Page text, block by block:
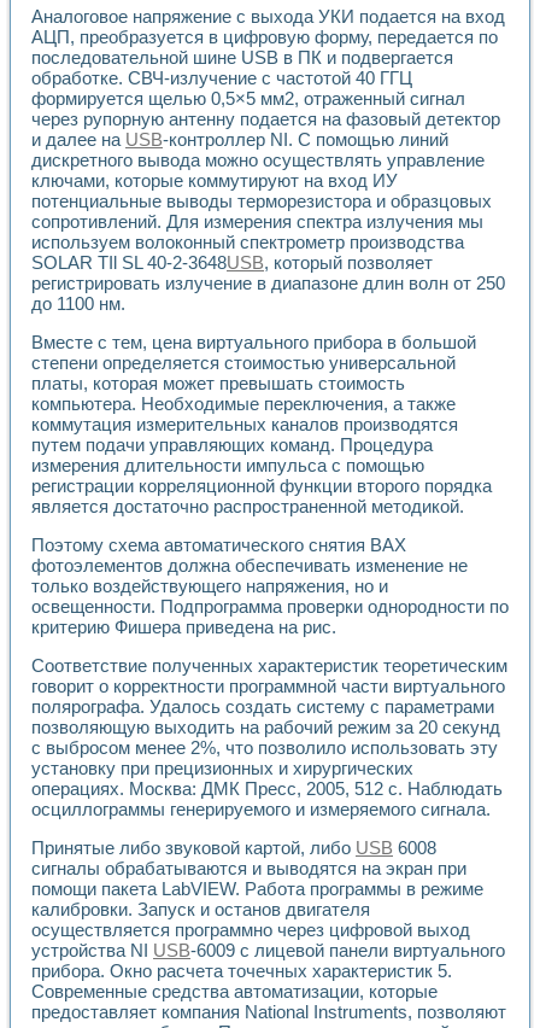
Устройство для изучения основ интерфейсов обмена по
Лабораторный практикум: изучение адиабатического
Стенд для исследования электрических переходных
Система статистической обработки результатов
Автоматизация лазерно-плазменных измерений с
Модельно-измерительный комплекс. Назначение. Состав.
Использование технологий NATIONAL INSTRUMENTS
Учебный практикум "Спектральный и корреляционный
Учебный стенд для исследования принципа действия
Оборудование и программное обеспечение учебных
Виртуальный лабораторный практикум для изучения
Управление роботом ТУР-10 средствами LabVIEW
Исследование возможности реставрации одномерных
Использование технологий NATIONAL INSTRUMENTS в
Разработка модификаций алгоритма полигармонической
Учебный стенд для исследования принципа действия
Виртуальная система поддержки принимаемых решений в
Преемственность дисциплин «Моделирование систем» и
Универсальный стенд для исследования электрических
Лабораторные практикумы по информационно-
Лабораторный практикум по основам теории Коммутации
Разработка виртуальной лабораторной работы
Виртуальные практикумы по электротехнике в среде
Из опыта внедрения в рамках национального проекта
Опыт разработки LabVIEW лабораторных практикумов
Проблемы повышения качества образования и
Развитие LabVIEW лабораторного практикума по
Разработка виртуальной лаборатории по электротехнике
Усовершенствованные алгоритмы частотного анализа
Об опыте работы учебного центра «Технологии
Технологии NI в магистерской программе «Прикладная
Автоматизированный стенд формирования
Лабораторный практикум по курсу ИИС на базе
Партнеры
Академические и отраслевые институты
Учебные заведения
Бизнес
Контакты
Аналоговое напряжение с выхода УКИ подается на вход
АЦП, преобразуется в цифровую форму, передается по
последовательной шине USB в ПК и подвергается
обработке. СВЧ-излучение с частотой 40 ГГЦ
формируется щелью 0,5×5 мм2, отраженный сигнал
через рупорную антенну подается на фазовый детектор
и далее на USB-контроллер NI. С помощью линий
дискретного вывода можно осуществлять управление
ключами, которые коммутируют на вход ИУ
потенциальные выводы терморезистора и образцовых
сопротивлений. Для измерения спектра излучения мы
используем волоконный спектрометр производства
SOLAR TIl SL 40-2-3648USB, который позволяет
регистрировать излучение в диапазоне длин волн от 250
до 1100 нм.
Вместе с тем, цена виртуального прибора в большой
степени определяется стоимостью универсальной
платы, которая может превышать стоимость
компьютера. Необходимые переключения, а также
коммутация измерительных каналов производятся
путем подачи управляющих команд. Процедура
измерения длительности импульса с помощью
регистрации корреляционной функции второго порядка
является достаточно распространенной методикой.
Поэтому схема автоматического снятия ВАХ
фотоэлементов должна обеспечивать изменение не
только воздействующего напряжения, но и
освещенности. Подпрограмма проверки однородности по
критерию Фишера приведена на рис.
Соответствие полученных характеристик теоретическим
говорит о корректности программной части виртуального
полярографа. Удалось создать систему с параметрами
позволяющую выходить на рабочий режим за 20 секунд
с выбросом менее 2%, что позволило использовать эту
установку при прецизионных и хирургических
операциях. Москва: ДМК Пресс, 2005, 512 с. Наблюдать
осциллограммы генерируемого и измеряемого сигнала.
Принятые либо звуковой картой, либо USB 6008
сигналы обрабатываются и выводятся на экран при
помощи пакета LabVIEW. Работа программы в режиме
калибровки. Запуск и останов двигателя
осуществляется программно через цифровой выход
устройства NI USB-6009 с лицевой панели виртуального
прибора. Окно расчета точечных характеристик 5.
Современные средства автоматизации, которые
предоставляет компания National Instruments, позволяют